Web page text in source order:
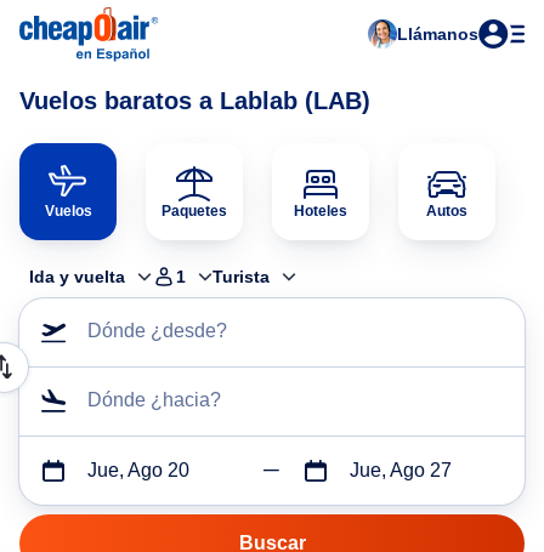
Llámanos
Vuelos baratos a Lablab (LAB)
Vuelos Paquetes Hoteles Autos
Ida y vuelta 1 Turista
Dónde ¿desde?
Dónde ¿hacia?
Jue, Ago 20 Jue, Ago 27